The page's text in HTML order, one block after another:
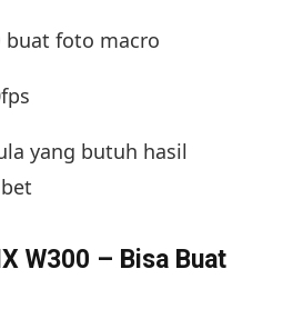
buat foto macro
yang butuh hasil
W300 – Bisa Buat